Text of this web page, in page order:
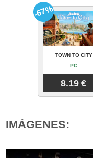
TOWN TO CITY
PC
8.19 €
-67%
IMÁGENES: